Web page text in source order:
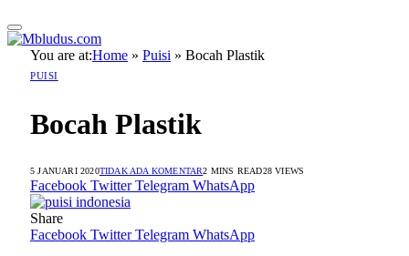
You are at:Home » Puisi » Bocah Plastik
PUISI
Bocah Plastik
5 JANUARI 2020TIDAK ADA KOMENTAR2 MINS READ28VIEWS
Facebook Twitter Telegram WhatsApp
Share
Facebook Twitter Telegram WhatsApp